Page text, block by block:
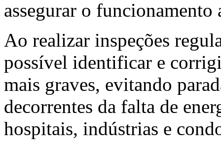
assegurar o
Ao realizar inspeções
possível identificar e
mais graves, evitando
decorrentes da falta de
hospitais, indústrias e